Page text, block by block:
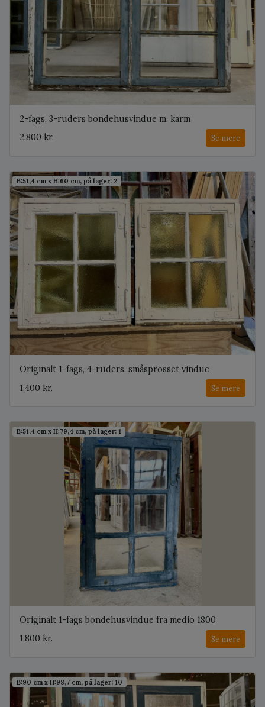
2-fags, 3-ruders bondehusvindue m. karm
2.800 kr.
Se mere
B:51,4 cm x H:60 cm, på lager: 2
Originalt 1-fags, 4-ruders, småsprosset vindue
1.400 kr.
Se mere
B:51,4 cm x H:79,4 cm, på lager: 1
Originalt 1-fags bondehusvindue fra medio 1800
1.800 kr.
Se mere
B:90 cm x H:98,7 cm, på lager: 10